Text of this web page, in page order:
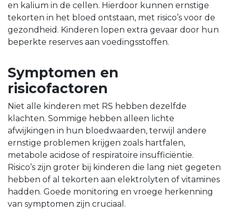
en kalium in de cellen. Hierdoor kunnen ernstige
tekorten in het bloed ontstaan, met risico’s voor de
gezondheid. Kinderen lopen extra gevaar door hun
beperkte reserves aan voedingsstoffen.
Symptomen en
risicofactoren
Niet alle kinderen met RS hebben dezelfde
klachten. Sommige hebben alleen lichte
afwijkingen in hun bloedwaarden, terwijl andere
ernstige problemen krijgen zoals hartfalen,
metabole acidose of respiratoire insufficiëntie.
Risico’s zijn groter bij kinderen die lang niet gegeten
hebben of al tekorten aan elektrolyten of vitamines
hadden. Goede monitoring en vroege herkenning
van symptomen zijn cruciaal.